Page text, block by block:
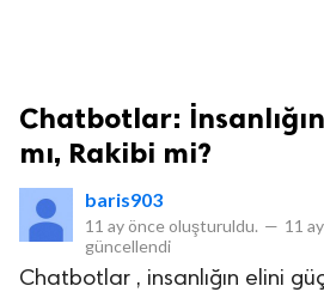
Chatbotlar:
mı, Rakibi mi?
baris903
11 ay önce oluşturuldu. — 11
güncellendi
Chatbotlar , insanlığın elini